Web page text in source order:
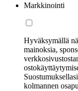
Markkinointi
Hyväksymällä
mainoksia,
kolmannen